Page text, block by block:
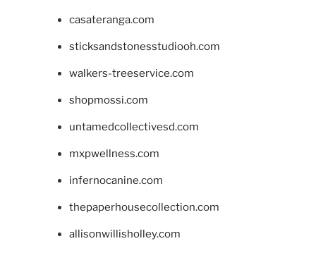
casateranga.com
sticksandstonesstudiooh.com
walkers-treeservice.com
shopmossi.com
untamedcollectivesd.com
mxpwellness.com
infernocanine.com
thepaperhousecollection.com
allisonwillisholley.com